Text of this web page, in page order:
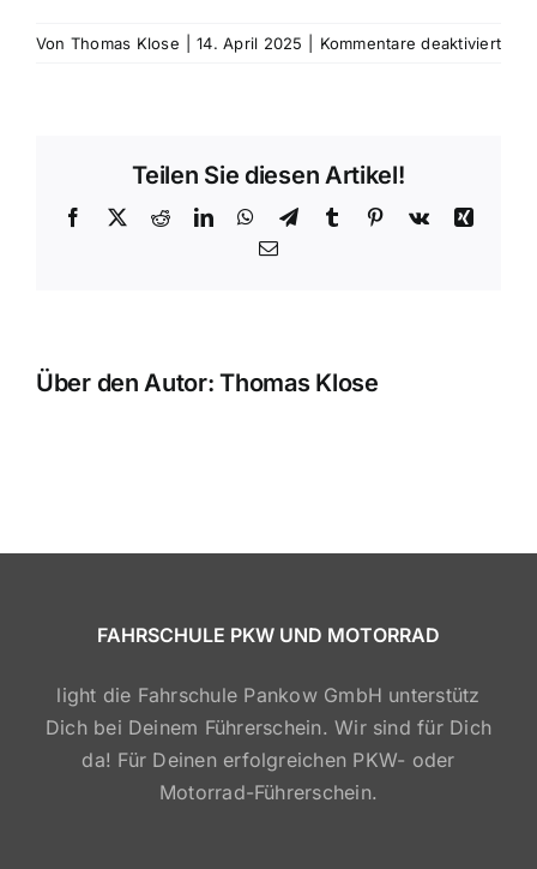
Von Thomas Klose 14. April 2025 Kommentare deaktiviertfür
Teilen Sie diesen Artikel!
Facebook
X RedditLinkedInWhatsApp
TelegramTumblr Pinterest
Vk
Xing
E-
Über den Autor:Thomas Klose
FAHRSCHULE PKW UND MOTORRAD
light die Fahrschule Pankow GmbH unterstütz
Dich bei Deinem Führerschein. Wir sind für Dich
da! Für Deinen erfolgreichen PKW- oder
Motorrad-Führerschein.